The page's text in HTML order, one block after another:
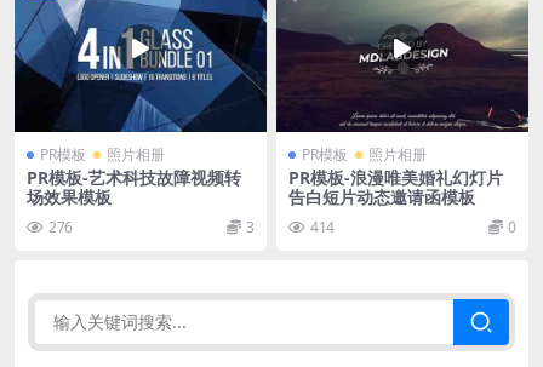
PR模板 照片相册
PR模板-艺术科技故障视频转
场效果模板
276 3
PR模板 照片相册
PR模板-浪漫唯美婚礼幻灯片
告白短片动态邀请函模板
414 0